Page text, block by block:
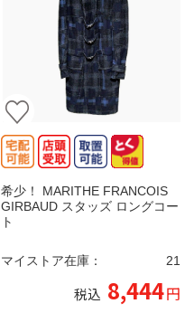
希少！ MARITHE FRANCOIS
GIRBAUD スタッズ ロングコー
ト
マイストア在庫： 21
税込 8,444円